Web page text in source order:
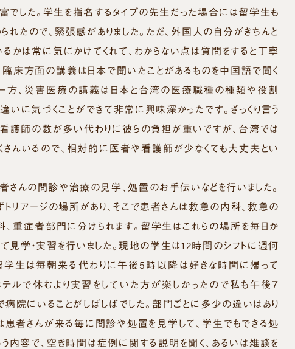
でした。学生を指名するタイプの先生だった場合には留学生も
れたので、緊張感がありました。ただ、外国人の自分がきちんと
かは常に気にかけてくれて、わからない点は質問をすると丁寧
臨床方面の講義は日本で聞いたことがあるものを中国語で聞く
一方、災害医療の講義は日本と台湾の医療職種の種類や役割
いに気づくことができて非常に興味深かったです。ざっくり言う
護師の数が多い代わりに彼らの負担が重いですが、台湾では
んいるので、相対的に医者や看護師が少なくても大丈夫とい
さんの問診や治療の見学、処置のお手伝いなどを行いました。
リアージの場所があり、そこで患者さんは救急の内科、救急の
重症者部門に分けられます。留学生はこれらの場所を毎日か
見学・実習を行いました。現地の学生は12時間のシフトに週何
学生は毎朝来る代わりに午後5時以降は好きな時間に帰って
ルで休むより実習をしていた方が楽しかったので私も午後７
病院にいることがしばしばでした。部門ごとに多少の違いはあり
患者さんが来る毎に問診や処置を見学して、学生でもできる処
内容で、空き時間は症例に関する説明を聞く、あるいは雑談を